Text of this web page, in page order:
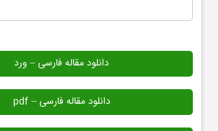
دانلود مقاله فارسی – ورد
دانلود مقاله فارسی – pdf